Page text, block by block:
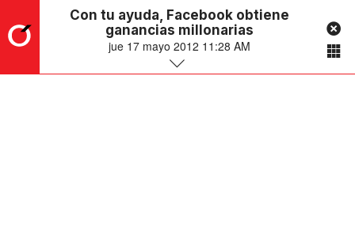
Con tu ayuda, Facebook obtiene
ganancias millonarias
jue 17 mayo 2012 11:28 AM